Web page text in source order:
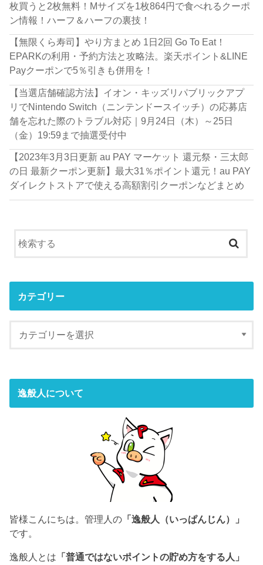
枚買うと2枚無料！Mサイズを1枚864円で食べれるクーポ
ン情報！ハーフ＆ハーフの裏技！
【無限くら寿司】やり方まとめ 1日2回 Go To Eat！
EPARKの利用・予約方法と攻略法。楽天ポイント&LINE
Payクーポンで5％引きも併用を！
【当選店舗確認方法】イオン・キッズリパブリックアプ
リでNintendo Switch（ニンテンドースイッチ）の応募店
舗を忘れた際のトラブル対応｜9月24日（木）～25日
（金）19:59まで抽選受付中
【2023年3月3日更新 au PAY マーケット 還元祭・三太郎
の日 最新クーポン更新】最大31％ポイント還元！au PAY
ダイレクトストアで使える高額割引クーポンなどまとめ
カテゴリー
逸般人について
皆様こんにちは。管理人の 「逸般人（いっぱんじん）」
です。
逸般人とは 「普通ではないポイントの貯め方をする人」